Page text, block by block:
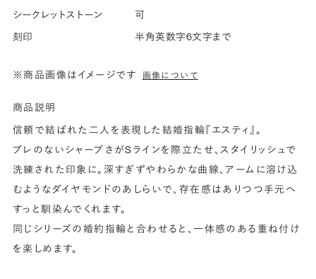
シークレットストーン
可
刻印
半角英数字6文字まで
※商品画像はイメージです 画像について
商品説明
信頼で結ばれた二人を表現した結婚指輪『エスティ』。
ブレのないシャープさがSラインを際立たせ、スタイリッシュで
洗練された印象に。深すぎずやわらかな曲線、アームに溶け込
むようなダイヤモンドのあしらいで、存在感はありつつ手元へ
すっと馴染んでくれます。
同じシリーズの婚約指輪と合わせると、一体感のある重ね付け
を楽しめます。